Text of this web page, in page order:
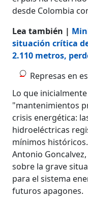
desde Colombia
Lea también |
situación crítica
2.110 metros,
Represas en
Lo que
"mantenimientos
crisis energética:
hidroeléctricas
mínimos
Antonio
sobre la grave
para el sistema
futuros apagones.